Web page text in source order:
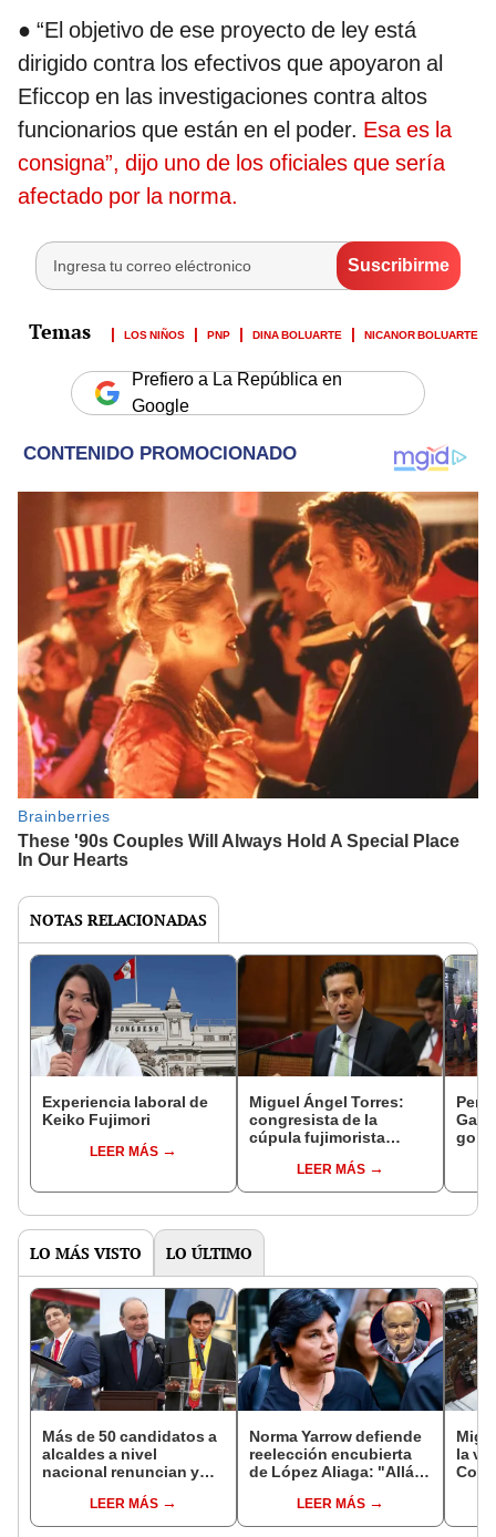
● “El objetivo de ese proyecto de ley está
dirigido contra los efectivos que apoyaron al
Eficcop en las investigaciones contra altos
funcionarios que están en el poder. Esa es la
consigna”, dijo uno de los oficiales que sería
afectado por la norma.
LOS NIÑOS PNP DINA BOLUARTE NICANOR BOLUARTE
Prefiero a La República en
Google
NOTAS RELACIONADAS
Experiencia laboral de
Keiko Fujimori
LEER MÁS
Miguel Ángel Torres:
congresista de la
cúpula fujimorista
del SenadoLEER MÁS
LO MÁS VISTO LO ÚLTIMO
Más de 50 candidatos a
alcaldes a nivel
nacional renuncian y
encubiertaLEER MÁS
Norma Yarrow defiende
reelección encubierta
de López Aliaga: "Allá el
sacar la vuelta"
LEER MÁS
la